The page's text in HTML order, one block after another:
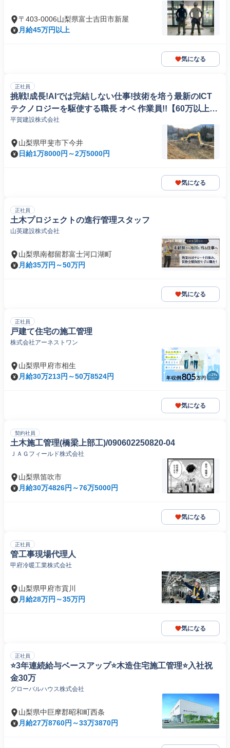
〒403-0006山梨県富士吉田市新屋
月給45万円以上
気になる
正社員
挑戦!成長!AIでは完結しない仕事!技術を培う最新のICT
テクノロジーを駆使する職長 オペ 作業員!!【60万以上
可】
平賀建設株式会社
山梨県甲斐市下今井
日給1万8000円～2万5000円
気になる
正社員
土木プロジェクトの進行管理スタッフ
山英建設株式会社
山梨県南都留郡富士河口湖町
月給35万円～50万円
気になる
正社員
戸建て住宅の施工管理
株式会社アーネストワン
山梨県甲府市相生
月給30万213円～50万8524円
気になる
契約社員
土木施工管理(橋梁上部工)/090602250820-04
ＪＡＧフィールド株式会社
山梨県笛吹市
月給30万4826円～76万5000円
気になる
正社員
管工事現場代理人
甲府冷暖工業株式会社
山梨県甲府市貢川
月給28万円～35万円
気になる
正社員
⭐3年連続給与ベースアップ⭐木造住宅施工管理⭐入社祝
金30万
グローバルハウス株式会社
山梨県中巨摩郡昭和町西条
月給27万8760円～33万3870円